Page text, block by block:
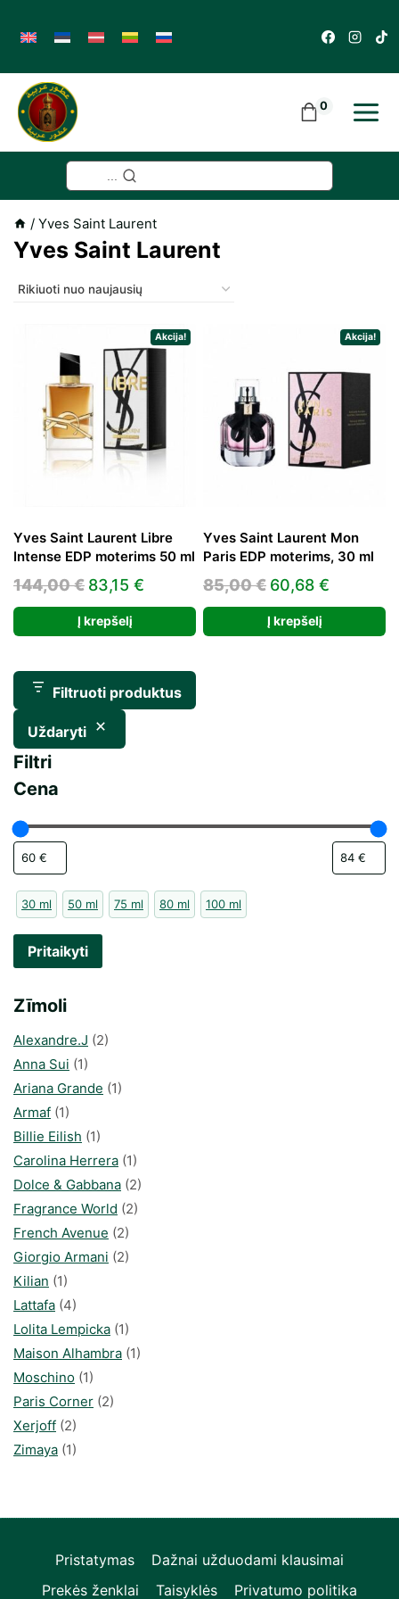
content
0
/ Yves Saint Laurent
Yves Saint Laurent
Akcija!
Yves Saint Laurent Libre
Intense EDP moterims 50 ml
144,00€ Original
price
was:
83,15 € Current
price
is:
Į krepšelį
Akcija!
Yves Saint Laurent Mon
Paris EDP moterims, 30 ml
85,00€ Original
price
was:
60,68 €
price
is:
Į krepšelį
Filtruoti produktus
Uždaryti
Filtri
Cena
30 ml 50 ml 75 ml 80 ml 100 ml
Pritaikyti
Zīmoli
Alexandre.J (2)
Anna Sui (1)
Ariana Grande (1)
Armaf (1)
Billie Eilish (1)
Carolina Herrera (1)
Dolce & Gabbana (2)
Fragrance World (2)
French Avenue (2)
Giorgio Armani (2)
Kilian (1)
Lattafa (4)
Lolita Lempicka (1)
Maison Alhambra (1)
Moschino (1)
Paris Corner (2)
Xerjoff (2)
Zimaya (1)
Pristatymas
Dažnai užduodami klausimai
Prekės ženklai
Taisyklės Privatumo politika